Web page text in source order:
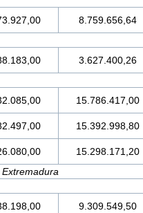
8.759.656,64
3.627.400,26
15.786.417,00
15.392.998,80
15.298.171,20
9.309.549,50